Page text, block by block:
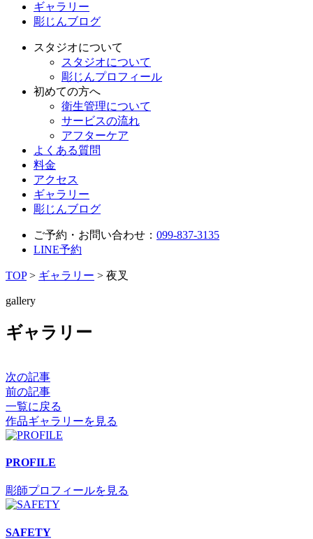
ギャラリー
彫じんブログ
スタジオについて
スタジオについて
彫じんプロフィール
初めての方へ
衛生管理について
サービスの流れ
アフターケア
よくある質問
料金
アクセス
ギャラリー
彫じんブログ
ご予約・お問い合わせ： 099-837-3135
LINE予約
TOP> ギャラリー > 夜叉
gallery
ギャラリー
次の記事
前の記事
一覧に戻る
作品ギャラリーを見る
PROFILE
彫師プロフィールを見る
SAFETY